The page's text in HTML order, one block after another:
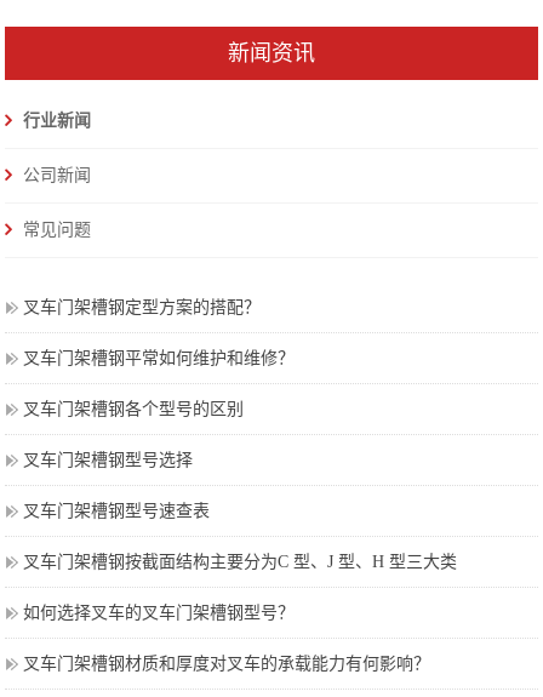
新闻资讯
行业新闻
公司新闻
常见问题
叉车门架槽钢定型方案的搭配？
叉车门架槽钢平常如何维护和维修？
叉车门架槽钢各个型号的区别
叉车门架槽钢型号选择
叉车门架槽钢型号速查表
叉车门架槽钢按截面结构主要分为C 型、J 型、H 型三大类
如何选择叉车的叉车门架槽钢型号？
叉车门架槽钢材质和厚度对叉车的承载能力有何影响？